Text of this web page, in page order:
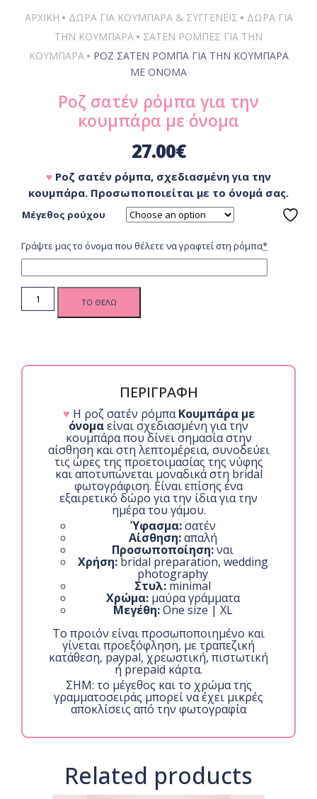
ΑΡΧΙΚΗ • ΔΏΡΑ ΓΙΑ ΚΟΥΜΠΆΡΑ & ΣΥΓΓΕΝΕΊΣ • ΔΏΡΑ ΓΙΑ
ΤΗΝ ΚΟΥΜΠΆΡΑ • ΣΑΤΈΝ ΡΌΜΠΕΣ ΓΙΑ ΤΗΝ
ΚΟΥΜΠΆΡΑ • ΡΟΖ ΣΑΤΈΝ ΡΌΜΠΑ ΓΙΑ ΤΗΝ ΚΟΥΜΠΆΡΑ
ΜΕ ΌΝΟΜΑ
Ροζ σατέν ρόμπα για την
κουμπάρα με όνομα
27.00€
♥ Ροζ σατέν ρόμπα, σχεδιασμένη για την
κουμπάρα. Προσωποποιείται με το όνομά σας.
Μέγεθος ρούχου
Γράψτε μας το όνομα που θέλετε να γραφτεί στη ρόμπα*
Ροζ σατέν
ρόμπα για
ΤΟ ΘΕΛΩ
ΠΕΡΙΓΡΑΦΗ
♥ Η ροζ σατέν ρόμπαΚουμπάρα με
όνομαείναι σχεδιασμένη για την
κουμπάρα που δίνει σημασία στην
αίσθηση και στη λεπτομέρεια, συνοδεύει
τις ώρες της προετοιμασίας της νύφης
και αποτυπώνεται μοναδικά στη bridal
φωτογράφιση. Είναι επίσης ένα
εξαιρετικό δώρο για την ίδια για την
ημέρα του γάμου.
Ύφασμα:σατέν
Αίσθηση:απαλή
Προσωποποίηση:ναι
Χρήση:bridal preparation, wedding
photography
Στυλ: minimal
Χρώμα:μαύρα γράμματα
Μεγέθη:One size | XL
Το προιόν είναι προσωποποιημένο και
γίνεται προεξόφληση, με τραπεζική
κατάθεση, paypal, χρεωστική, πιστωτική
ή prepaid κάρτα.
ΣΗΜ: το μέγεθος και το χρώμα της
γραμματοσειράς μπορεί να έχει μικρές
αποκλίσεις από την φωτογραφία
Related products